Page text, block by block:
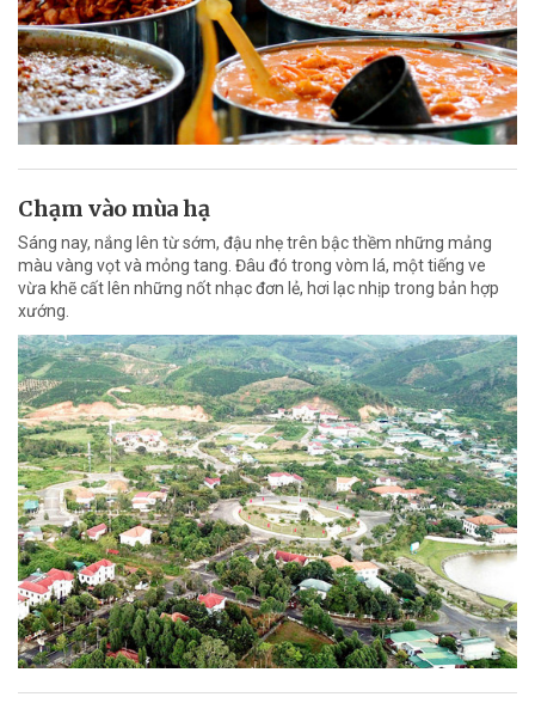
Chạm vào mùa hạ
Sáng nay, nắng lên từ sớm, đậu nhẹ trên bậc thềm những mảng
màu vàng vọt và mỏng tang. Đâu đó trong vòm lá, một tiếng ve
vừa khẽ cất lên những nốt nhạc đơn lẻ, hơi lạc nhịp trong bản hợp
xướng.